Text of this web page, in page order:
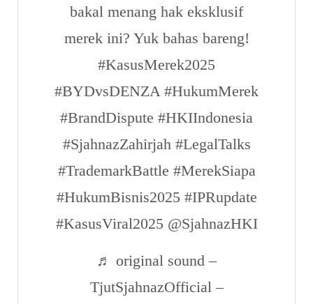
bakal menang hak eksklusif
merek ini? Yuk bahas bareng!
#KasusMerek2025
#BYDvsDENZA #HukumMerek
#BrandDispute #HKIIndonesia
#SjahnazZahirjah #LegalTalks
#TrademarkBattle #MerekSiapa
#HukumBisnis2025 #IPRupdate
#KasusViral2025 @SjahnazHKI
♬ original sound –
TjutSjahnazOfficial –